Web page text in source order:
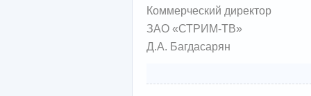
Коммерческий директор
ЗАО «СТРИМ-ТВ»
Д.А. Багдасарян